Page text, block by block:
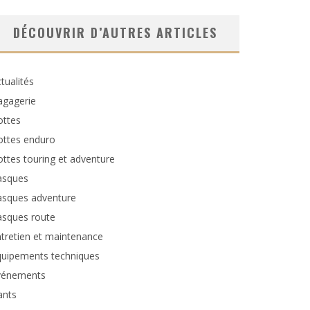
DÉCOUVRIR D’AUTRES ARTICLES
enduro
touring et adventure
adventure
route
et maintenance
techniques